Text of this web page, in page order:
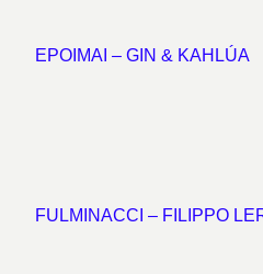
EPOIMAI – GIN & KAHLÚA
FULMINACCI – FILIPPO